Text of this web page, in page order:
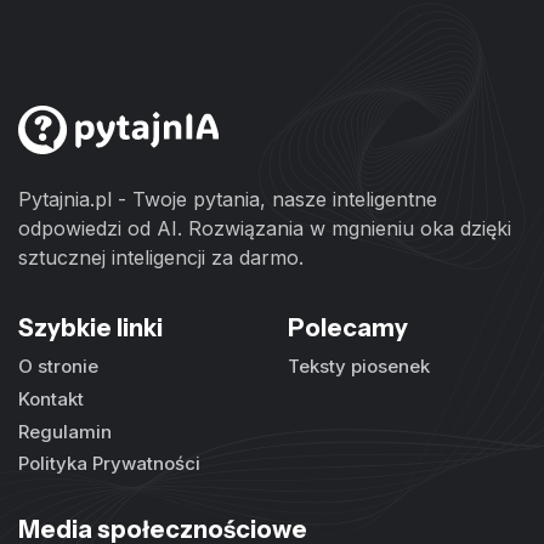
Pytajnia.pl - Twoje pytania, nasze inteligentne
odpowiedzi od AI. Rozwiązania w mgnieniu oka dzięki
sztucznej inteligencji za darmo.
Szybkie linki
O stronie
Kontakt
Regulamin
Polityka Prywatności
Polecamy
Teksty piosenek
Media społecznościowe